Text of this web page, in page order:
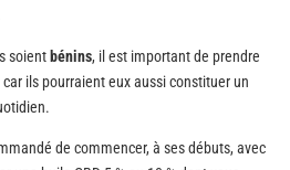
soientbénins, il est important de prendre
ils pourraient eux aussi constituer un
de commencer, à ses débuts, avec